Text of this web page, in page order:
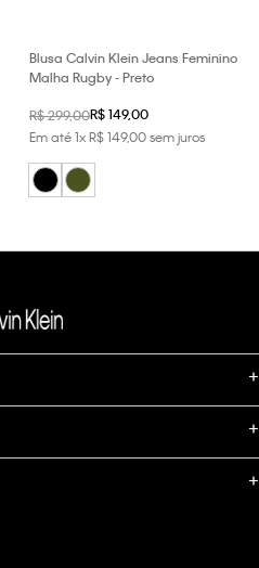
Blusa Calvin Klein Jeans Feminino
Malha Rugby - Preto
R$299,00R$149,00
Em até1xR$149,00sem juros
+
+
+